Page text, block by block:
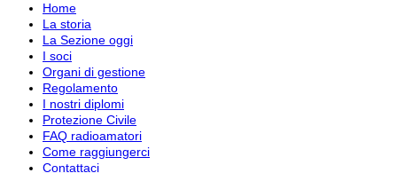
Home
La storia
La Sezione oggi
I soci
Organi di gestione
Regolamento
I nostri diplomi
Protezione Civile
FAQ radioamatori
Come raggiungerci
Contattaci